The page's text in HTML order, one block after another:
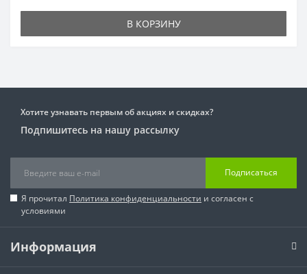
В КОРЗИНУ
Хотите узнавать первым об акциях и скидках?
Подпишитесь на нашу рассылку
Подписаться
Я прочитал Политика конфиденциальности и согласен с
условиями
Информация